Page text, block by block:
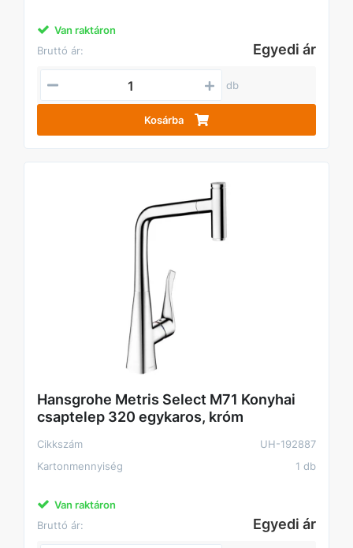
Van raktáron
Bruttó ár:
Egyedi ár
db
Kosárba
Hansgrohe Metris Select M71 Konyhai
csaptelep 320 egykaros, króm
Cikkszám
UH-192887
Kartonmennyiség
1 db
Van raktáron
Bruttó ár:
Egyedi ár